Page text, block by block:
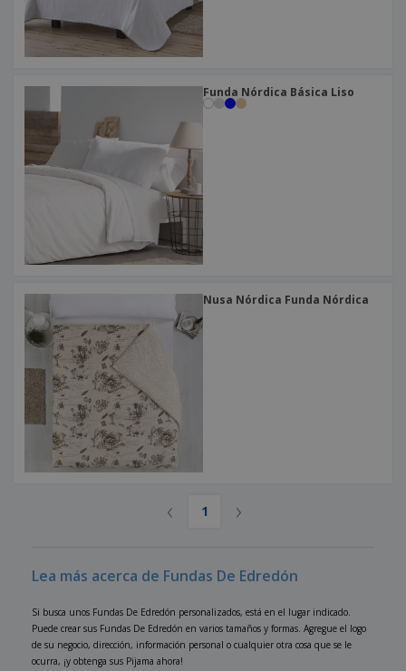
Funda Nórdica Básica Liso
Nusa Nórdica Funda Nórdica
‹ 1 ›
Lea más acerca de Fundas De Edredón
Si busca unos Fundas De Edredón personalizados, está en el lugar indicado.
Puede crear sus Fundas De Edredón en varios tamaños y formas. Agregue el logo
de su negocio, dirección, información personal o cualquier otra cosa que se le
ocurra, ¡y obtenga sus Pijama ahora!